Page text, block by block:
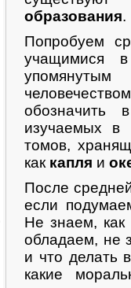
образования.
Попробуем
учащимися
обозначить
изучаемых в
томов,
как капля и
После
если
Не знаем,
обладаем, не
и что делать
какие